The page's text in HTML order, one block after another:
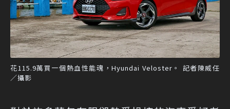
花115.9萬買一個熱血性能魂，Hyundai Veloster。 記者陳威任
／攝影